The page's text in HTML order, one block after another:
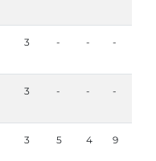
3 - - -
3 - - -
3 5 4 9